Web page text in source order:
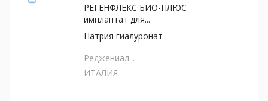
РЕГЕНФЛЕКС БИО-ПЛЮС
имплантат для...
Натрия гиалуронат
Реджениал...
ИТАЛИЯ